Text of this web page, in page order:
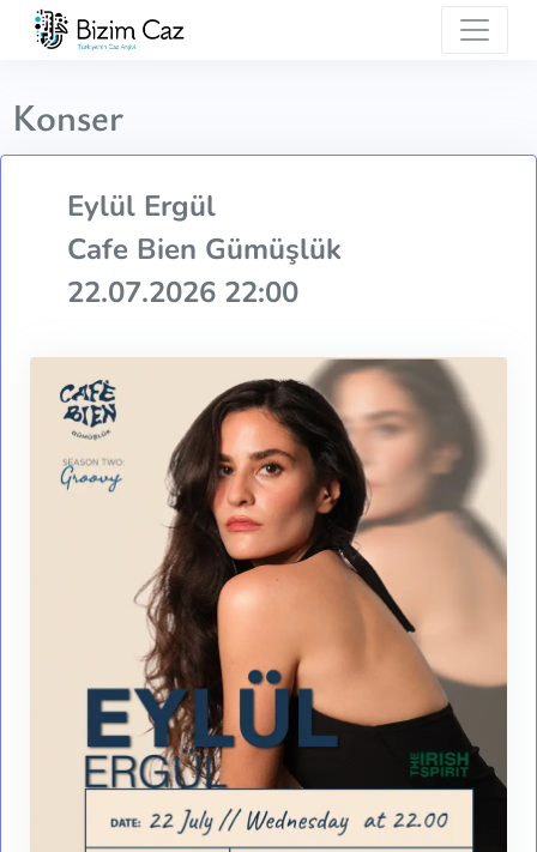
Konser
Eylül Ergül
Cafe Bien Gümüşlük
22.07.2026 22:00